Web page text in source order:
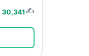
✍️
30,341